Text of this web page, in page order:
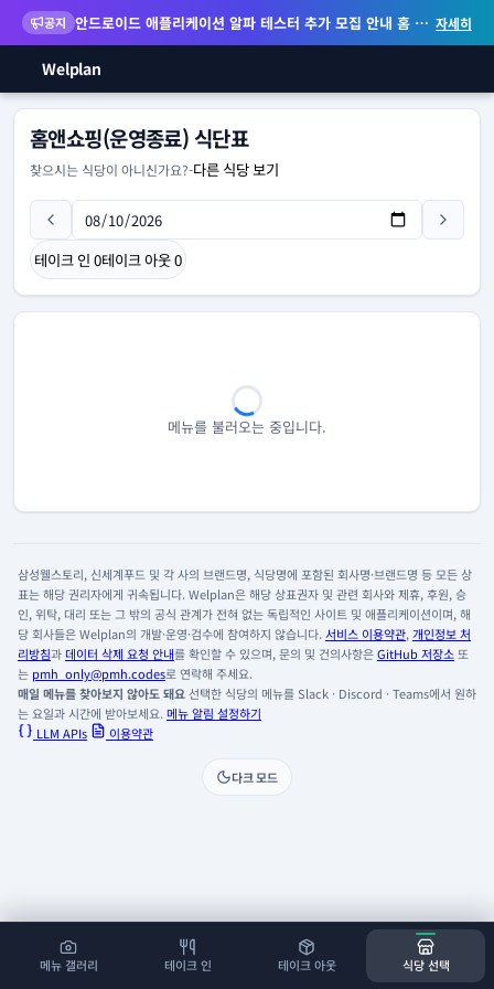
공지 안드로이드 애플리케이션 알파 테스터 추가 모집 안내 홈 화면 위젯 등 지원 자세히
Welplan
메뉴 갤러리 테이크 인 테이크 아웃 식당 선택
홈앤쇼핑(운영종료) 식단표
찾으시는 식당이 아니신가요?-다른 식당 보기
테이크 인 0테이크 아웃0
메뉴를 불러오는 중입니다.
삼성웰스토리, 신세계푸드 및 각 사의 브랜드명, 식당명에 포함된 회사명·브랜드명 등 모든 상
표는 해당 권리자에게 귀속됩니다. Welplan은 해당 상표권자 및 관련 회사와 제휴, 후원, 승
인, 위탁, 대리 또는 그 밖의 공식 관계가 전혀 없는 독립적인 사이트 및 애플리케이션이며, 해
당 회사들은 Welplan의 개발·운영·검수에 참여하지 않습니다. 서비스 이용약관, 개인정보 처
리방침과데이터 삭제 요청 안내를 확인할 수 있으며, 문의 및 건의사항은GitHub 저장소 또
는 pmh_only@pmh.codes로 연락해 주세요.
매일 메뉴를 찾아보지 않아도 돼요선택한 식당의 메뉴를 Slack · Discord · Teams에서 원하
는 요일과 시간에 받아보세요. 메뉴 알림 설정하기
LLM APIs
이용약관
다크 모드